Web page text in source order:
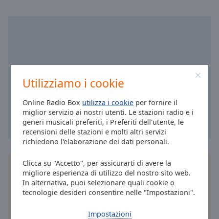
Utilizziamo i cookie
Online Radio Box utilizza i cookie per fornire il
miglior servizio ai nostri utenti. Le stazioni radio e i
generi musicali preferiti, i Preferiti dell'utente, le
recensioni delle stazioni e molti altri servizi
richiedono l'elaborazione dei dati personali.
Clicca su "Accetto", per assicurarti di avere la
migliore esperienza di utilizzo del nostro sito web.
In alternativa, puoi selezionare quali cookie o
tecnologie desideri consentire nelle "Impostazioni".
Impostazioni
Text
Opacity
Background
Opacity
Installal'applicazionegratuita Online Radio Box
per il tuo smartphone e ascolta le tue stazioni
radio online preferite – ovunque ti trovi!